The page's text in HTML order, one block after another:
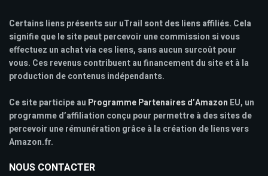
Certains liens présents sur uTrail sont des liens affiliés. Cela
signifie que le site peut percevoir une commission si vous
effectuez un achat via ces liens, sans aucun surcoût pour
vous. Ces revenus contribuent au financement du site et à la
production de contenus indépendants.
Ce site participe au Programme Partenaires d’Amazon EU, un
programme d’affiliation conçu pour permettre à des sites de
percevoir une rémunération grâce à la création de liens vers
Amazon.fr.
NOUS CONTACTER